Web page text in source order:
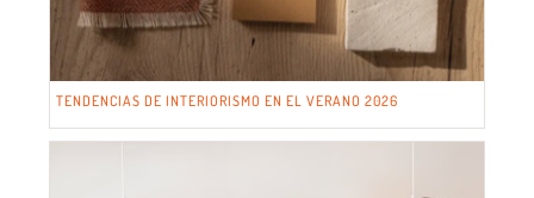
TENDENCIAS DE INTERIORISMO EN EL VERANO 2026